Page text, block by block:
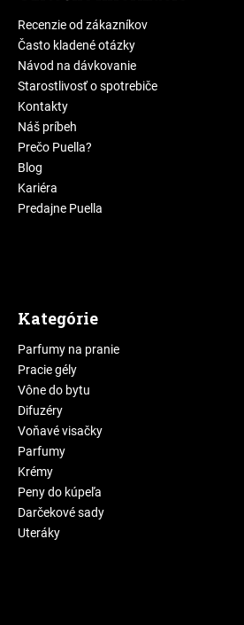
Recenzie od zákazníkov
Často kladené otázky
Návod na dávkovanie
Starostlivosť o spotrebiče
Kontakty
Náš príbeh
Prečo Puella?
Blog
Kariéra
Predajne Puella
Kategórie
Parfumy na pranie
Pracie gély
Vône do bytu
Difuzéry
Voňavé visačky
Parfumy
Krémy
Peny do kúpeľa
Darčekové sady
Uteráky